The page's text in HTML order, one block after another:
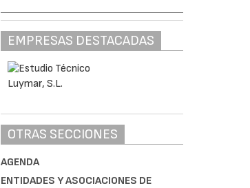
EMPRESAS DESTACADAS
OTRAS SECCIONES
AGENDA
ENTIDADES Y ASOCIACIONES DE